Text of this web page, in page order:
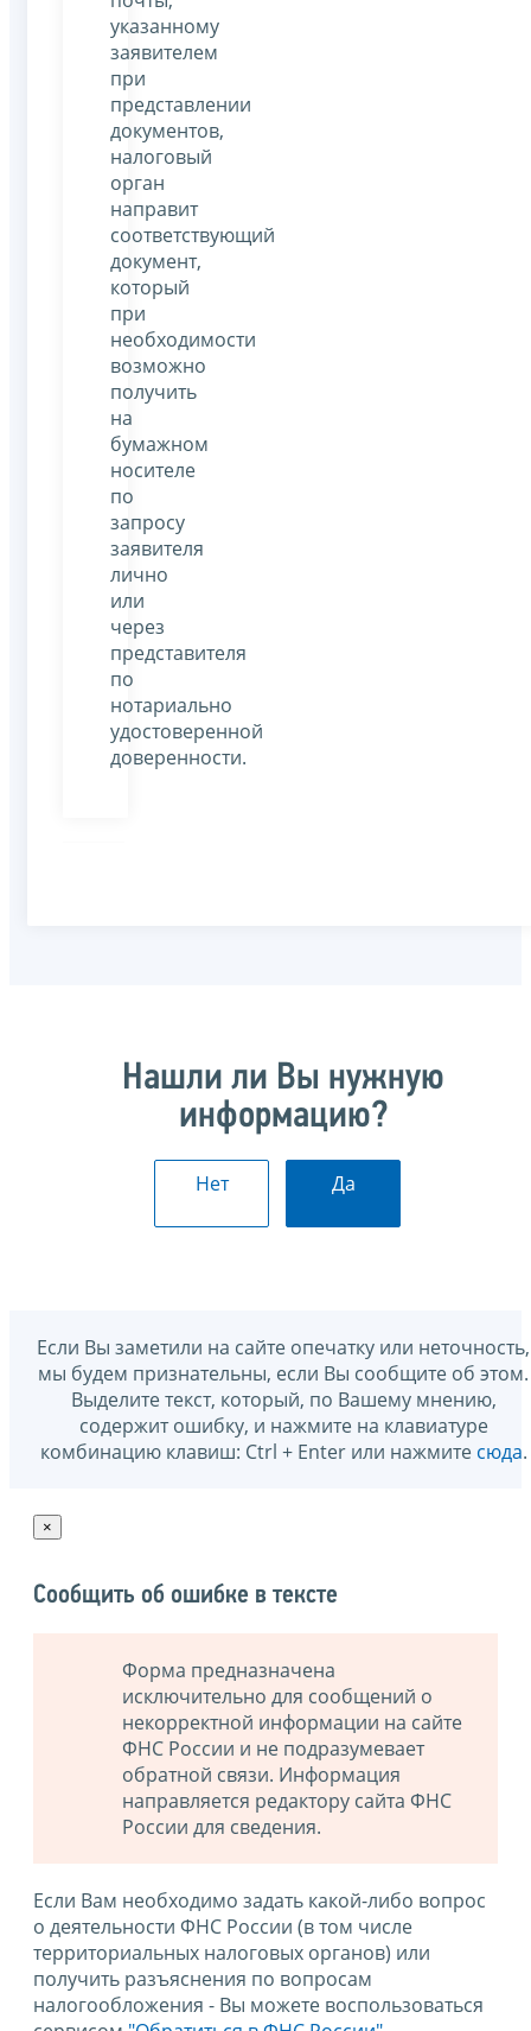
указанному
заявителем
при
представлении
документов,
налоговый
орган
направит
соответствующий
документ,
который
при
необходимости
возможно
получить
на
бумажном
носителе
по
запросу
заявителя
лично
или
через
представителя
по
нотариально
удостоверенной
доверенности.
Нашли ли Вы нужную
информацию?
Нет Да
Если Вы заметили на сайте опечатку или неточность,
мы будем признательны, если Вы сообщите об этом.
Выделите текст, который, по Вашему мнению,
содержит ошибку, и нажмите на клавиатуре
комбинацию клавиш: Ctrl + Enter или нажмите сюда.
×
Сообщить об ошибке в тексте
Форма предназначена
исключительно для сообщений о
некорректной информации на сайте
ФНС России и не подразумевает
обратной связи. Информация
направляется редактору сайта ФНС
России для сведения.
Если Вам необходимо задать какой-либо вопрос
о деятельности ФНС России (в том числе
территориальных налоговых органов) или
получить разъяснения по вопросам
налогообложения - Вы можете воспользоваться